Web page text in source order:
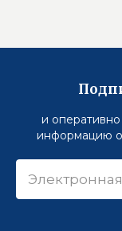
и
информацию о